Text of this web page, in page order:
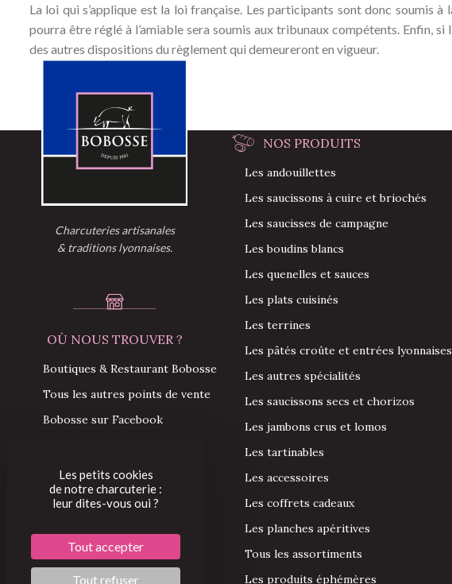
La loi qui s’applique est la loi française. Les participants sont donc soumis
pourra être réglé à l’amiable sera soumis aux tribunaux compétents. Enfin,
des autres dispositions du règlement qui demeureront en vigueur.
Charcuteries artisanales
& traditions lyonnaises.
OÙ NOUS TROUVER ?
Boutiques & Restaurant Bobosse
Tous les autres points de vente
Bobosse sur Facebook
NOS PRODUITS
Les andouillettes
Les saucissons à cuire et briochés
Les saucisses de campagne
Les boudins blancs
Les quenelles et sauces
Les plats cuisinés
Les terrines
Les pâtés croûte et entrées lyonnaises
Les autres spécialités
Les saucissons secs et chorizos
Les jambons crus et lomos
Les tartinables
Les accessoires
Les coffrets cadeaux
Les planches apéritives
Tous les assortiments
Les produits éphémères
Les petits cookies
de notre charcuterie :
leur dites-vous oui ?
Tout accepter
Tout refuser